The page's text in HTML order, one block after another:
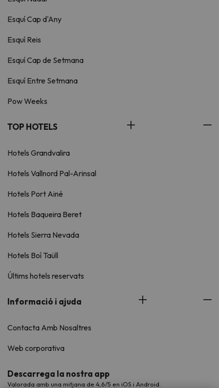
Esquí Cap d'Any
Esquí Reis
Esquí Cap de Setmana
Esquí Entre Setmana
Pow Weeks
TOP HOTELS
Hotels Grandvalira
Hotels Vallnord Pal-Arinsal
Hotels Port Ainé
Hotels Baqueira Beret
Hotels Sierra Nevada
Hotels Boí Taüll
Últims hotels reservats
Informació i ajuda
Contacta Amb Nosaltres
Web corporativa
Descarrega la nostra app
Valorada amb una mitjana de 4,6/5 en iOS i Android.